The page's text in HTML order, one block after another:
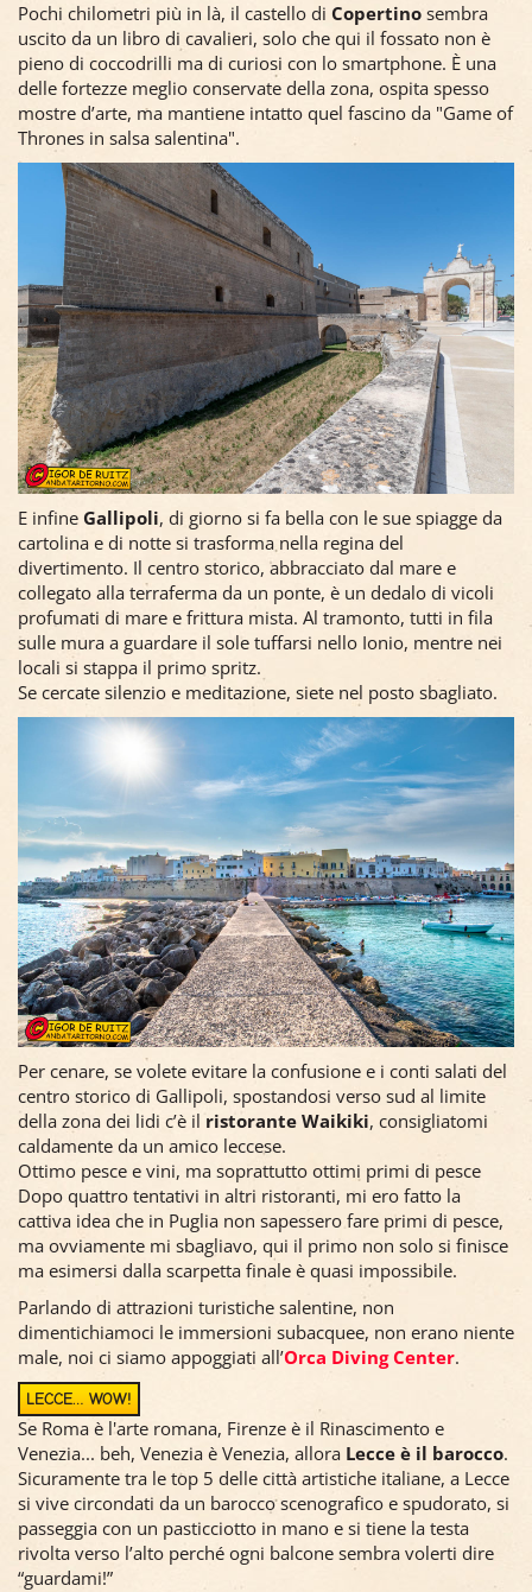
Pochi chilometri più in là, il castello di Copertino sembra
uscito da un libro di cavalieri, solo che qui il fossato non è
pieno di coccodrilli ma di curiosi con lo smartphone. È una
delle fortezze meglio conservate della zona, ospita spesso
mostre d’arte, ma mantiene intatto quel fascino da "Game of
Thrones in salsa salentina".
E infine Gallipoli, di giorno si fa bella con le sue spiagge da
cartolina e di notte si trasforma nella regina del
divertimento. Il centro storico, abbracciato dal mare e
collegato alla terraferma da un ponte, è un dedalo di vicoli
profumati di mare e frittura mista. Al tramonto, tutti in fila
sulle mura a guardare il sole tuffarsi nello Ionio, mentre nei
locali si stappa il primo spritz.
Se cercate silenzio e meditazione, siete nel posto sbagliato.
Per cenare, se volete evitare la confusione e i conti salati del
centro storico di Gallipoli, spostandosi verso sud al limite
della zona dei lidi c’è il ristorante Waikiki, consigliatomi
caldamente da un amico leccese.
Ottimo pesce e vini, ma soprattutto ottimi primi di pesce
Dopo quattro tentativi in altri ristoranti, mi ero fatto la
cattiva idea che in Puglia non sapessero fare primi di pesce,
ma ovviamente mi sbagliavo, qui il primo non solo si finisce
ma esimersi dalla scarpetta finale è quasi impossibile.
Parlando di attrazioni turistiche salentine, non
dimentichiamoci le immersioni subacquee, non erano niente
male, noi ci siamo appoggiati all’Orca Diving Center.
LECCE… WOW!
Se Roma è l'arte romana, Firenze è il Rinascimento e
Venezia... beh, Venezia è Venezia, allora Lecce è il barocco.
Sicuramente tra le top 5 delle città artistiche italiane, a Lecce
si vive circondati da un barocco scenografico e spudorato, si
passeggia con un pasticciotto in mano e si tiene la testa
rivolta verso l’alto perché ogni balcone sembra volerti dire
“guardami!”